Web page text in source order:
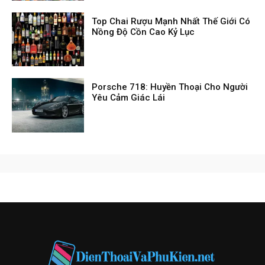
Top Chai Rượu Mạnh Nhất Thế Giới Có
Nồng Độ Cồn Cao Kỷ Lục
Porsche 718: Huyền Thoại Cho Người
Yêu Cảm Giác Lái